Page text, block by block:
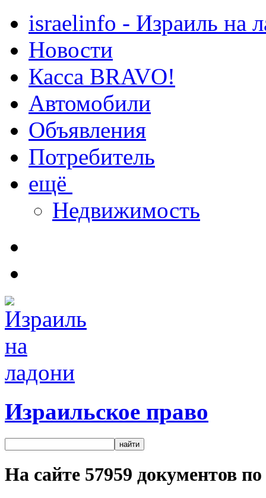
israelinfo - Израиль на
Новости
Касса BRAVO!
Автомобили
Объявления
Потребитель
ещё
Недвижимость
Израильское право
На сайте 57959 документов